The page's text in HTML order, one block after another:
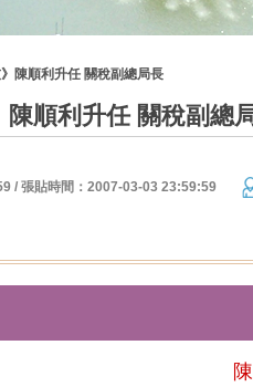
》陳順利升任 關稅副總局長
陳順利升任 關稅副總
/ 張貼時間：2007-03-03 23:59:59